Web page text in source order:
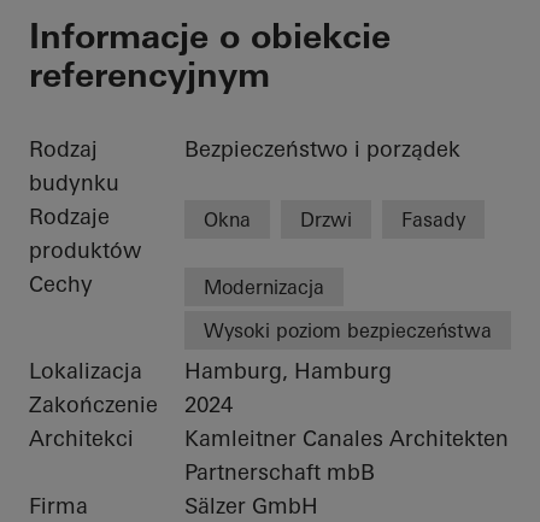
Informacje o obiekcie
referencyjnym
Rodzaj
budynku
Bezpieczeństwo i porządek
Rodzaje
produktów
Okna Drzwi Fasady
Cechy
Modernizacja
Wysoki poziom bezpieczeństwa
Lokalizacja
Hamburg, Hamburg
Zakończenie
2024
Architekci
Kamleitner Canales Architekten
Partnerschaft mbB
Firma
Sälzer GmbH